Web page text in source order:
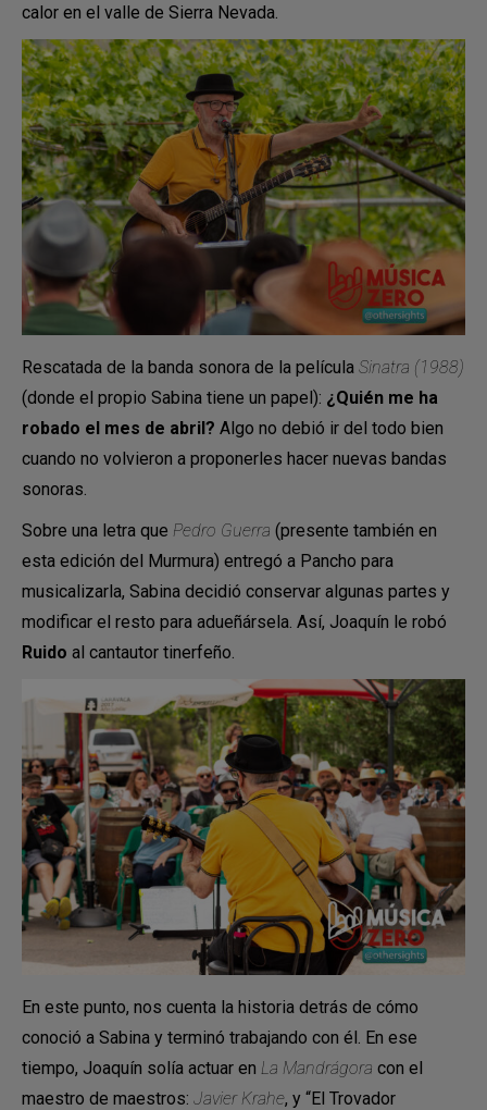
calor en el valle de Sierra Nevada.
Rescatada de la banda sonora de la película Sinatra (1988)
(donde el propio Sabina tiene un papel): ¿Quién me ha
robado el mes de abril? Algo no debió ir del todo bien
cuando no volvieron a proponerles hacer nuevas bandas
sonoras.
Sobre una letra que Pedro Guerra (presente también en
esta edición del Murmura) entregó a Pancho para
musicalizarla, Sabina decidió conservar algunas partes y
modificar el resto para adueñársela. Así, Joaquín le robó
Ruido al cantautor tinerfeño.
En este punto, nos cuenta la historia detrás de cómo
conoció a Sabina y terminó trabajando con él. En ese
tiempo, Joaquín solía actuar en La Mandrágora con el
maestro de maestros: Javier Krahe, y “El Trovador